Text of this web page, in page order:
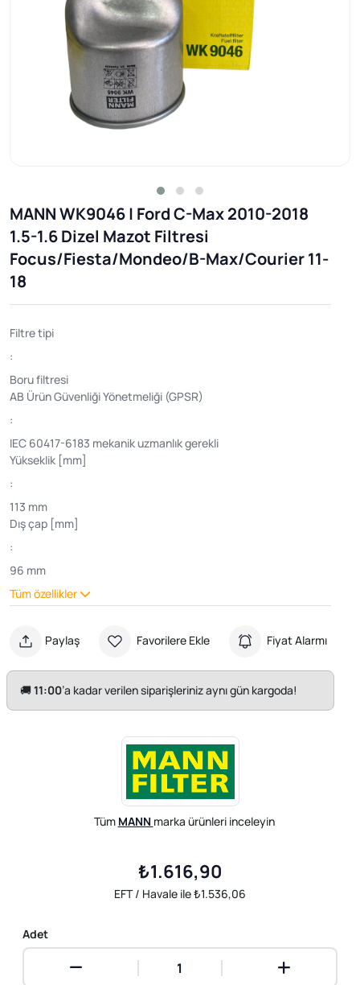
MANN WK9046 | Ford C-Max 2010-2018
1.5-1.6 Dizel Mazot Filtresi
Focus/Fiesta/Mondeo/B-Max/Courier 11-
18
Filtre tipi
:
Boru filtresi
AB Ürün Güvenliği Yönetmeliği (GPSR)
:
IEC 60417-6183 mekanik uzmanlık gerekli
Yükseklik [mm]
:
113 mm
Dış çap [mm]
:
96 mm
Tüm özellikler
Paylaş Favorilere Ekle Fiyat Alarmı
🚚11:00’a kadar verilen siparişleriniz aynı gün kargoda!
Tüm MANN marka ürünleri inceleyin
₺1.616,90
EFT / Havale ile ₺1.536,06
Adet